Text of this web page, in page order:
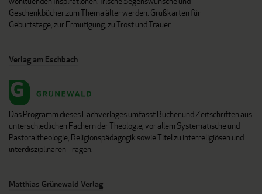
Geschenkbücher zum Thema älter werden. Grußkarten für
Geburtstage, zur Ermutigung, zu Trost und Trauer.
Verlag am Eschbach
Das Programm dieses Fachverlages umfasst Bücher und Zeitschriften aus
unterschiedlichen Fächern der Theologie, vor allem Systematische und
Pastoraltheologie, Religionspädagogik sowie Titel zu interreligiösen und
interdisziplinären Fragen.
Matthias Grünewald Verlag